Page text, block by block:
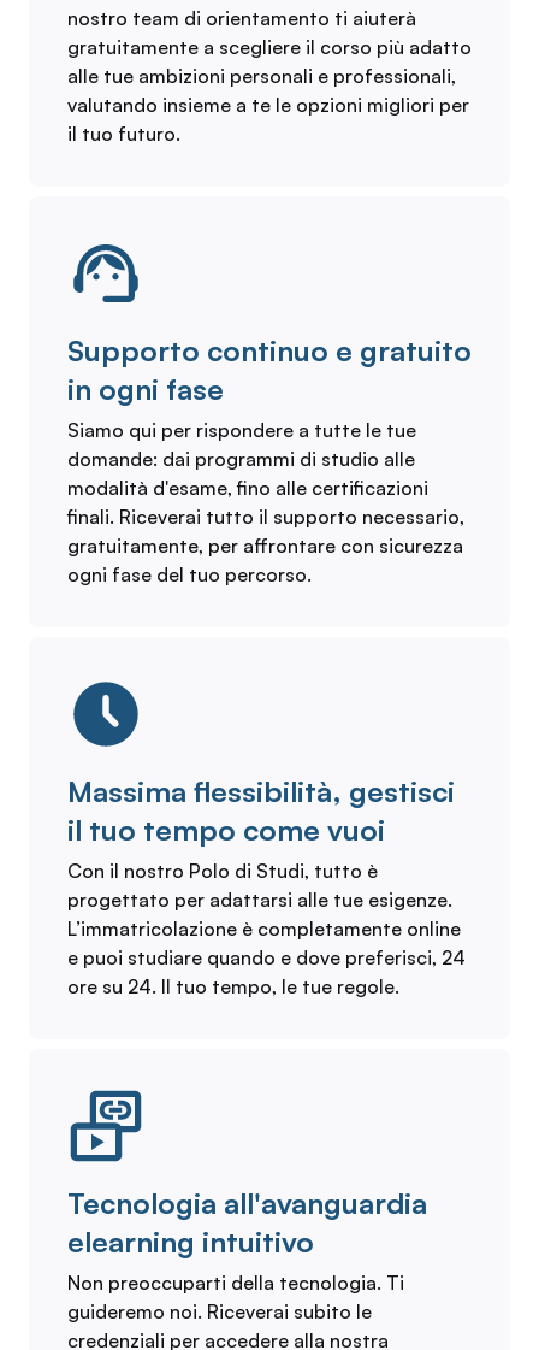
nostro team di orientamento ti aiuterà
gratuitamente a scegliere il corso più adatto
alle tue ambizioni personali e professionali,
valutando insieme a te le opzioni migliori per
il tuo futuro.
Supporto continuo e gratuito
in ogni fase
Siamo qui per rispondere a tutte le tue
domande: dai programmi di studio alle
modalità d'esame, fino alle certificazioni
finali. Riceverai tutto il supporto necessario,
gratuitamente, per affrontare con sicurezza
ogni fase del tuo percorso.
Massima flessibilità, gestisci
il tuo tempo come vuoi
Con il nostro Polo di Studi, tutto è
progettato per adattarsi alle tue esigenze.
L’immatricolazione è completamente online
e puoi studiare quando e dove preferisci, 24
ore su 24. Il tuo tempo, le tue regole.
Tecnologia all'avanguardia
elearning intuitivo
Non preoccuparti della tecnologia. Ti
guideremo noi. Riceverai subito le
credenziali per accedere alla nostra